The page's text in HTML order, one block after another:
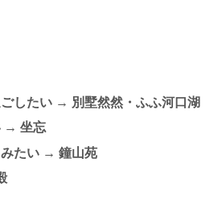
したい → 別墅然然・ふふ河口湖
→ 坐忘
たい → 鐘山苑